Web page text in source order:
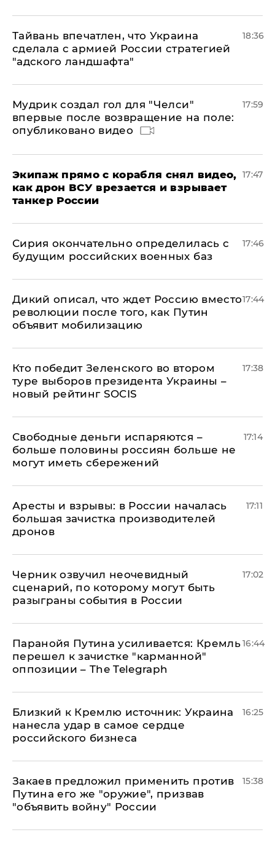
Тайвань впечатлен, что Украина
сделала с армией России стратегией
"адского ландшафта"
18:36
Мудрик создал гол для "Челси"
впервые после возвращение на поле:
опубликовано видео
17:59
Экипаж прямо с корабля снял видео,
как дрон ВСУ врезается и взрывает
танкер России
17:47
Сирия окончательно определилась с
будущим российских военных баз
17:46
Дикий описал, что ждет Россию вместо
революции после того, как Путин
объявит мобилизацию
17:44
Кто победит Зеленского во втором
туре выборов президента Украины –
новый рейтинг SOCIS
17:38
Свободные деньги испаряются –
больше половины россиян больше не
могут иметь сбережений
17:14
Аресты и взрывы: в России началась
большая зачистка производителей
дронов
17:11
Черник озвучил неочевидный
сценарий, по которому могут быть
разыграны события в России
17:02
Паранойя Путина усиливается: Кремль
перешел к зачистке "карманной"
оппозиции – The Telegraph
16:44
Близкий к Кремлю источник: Украина
нанесла удар в самое сердце
российского бизнеса
16:25
Закаев предложил применить против
Путина его же "оружие", призвав
"объявить войну" России
15:38